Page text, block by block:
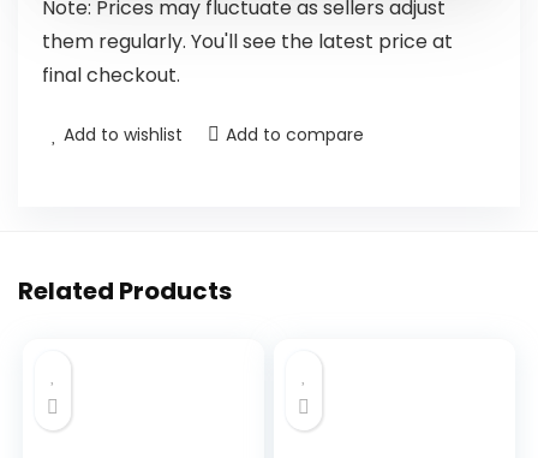
Note: Prices may fluctuate as sellers adjust
them regularly. You'll see the latest price at
final checkout.
Add to wishlist Add to compare
Related Products